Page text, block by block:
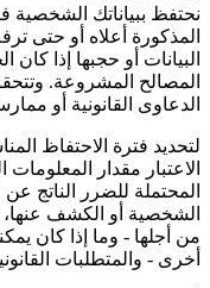
نحتفظ ببياناتك
المذكورة أعلاه أو حتى
البيانات أو حجبها إذا
المصالح المشروعة.
الدعاوى القانونية أو
لتحديد فترة الاحتفاظ
الاعتبار مقدار
المحتملة للضرر الناتج
الشخصية أو الكشف عنها،
من أجلها - وما إذا كان
أخرى - والمتطلبات